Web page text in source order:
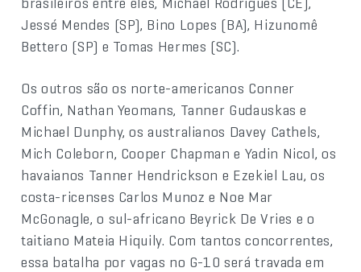
Jessé Mendes (SP), Bino Lopes (BA), Hizunomê
Bettero (SP) e Tomas Hermes (SC).
Os outros são os norte-americanos Conner
Coffin, Nathan Yeomans, Tanner Gudauskas e
Michael Dunphy, os australianos Davey Cathels,
Mich Coleborn, Cooper Chapman e Yadin Nicol, os
havaianos Tanner Hendrickson e Ezekiel Lau, os
costa-ricenses Carlos Munoz e Noe Mar
McGonagle, o sul-africano Beyrick De Vries e o
taitiano Mateia Hiquily. Com tantos concorrentes,
essa batalha por vagas no G-10 será travada em